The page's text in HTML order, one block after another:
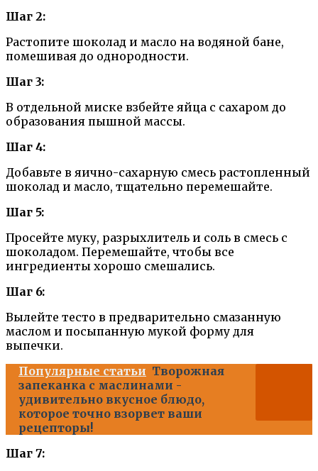
Шаг 2:
Растопите шоколад и масло на водяной бане,
помешивая до однородности.
Шаг 3:
В отдельной миске взбейте яйца с сахаром до
образования пышной массы.
Шаг 4:
Добавьте в яично-сахарную смесь растопленный
шоколад и масло, тщательно перемешайте.
Шаг 5:
Просейте муку, разрыхлитель и соль в смесь с
шоколадом. Перемешайте, чтобы все
ингредиенты хорошо смешались.
Шаг 6:
Вылейте тесто в предварительно смазанную
маслом и посыпанную мукой форму для
выпечки.
Популярные статьи Творожная
запеканка с маслинами -
удивительно вкусное блюдо,
которое точно взорвет ваши
рецепторы!
Шаг 7: